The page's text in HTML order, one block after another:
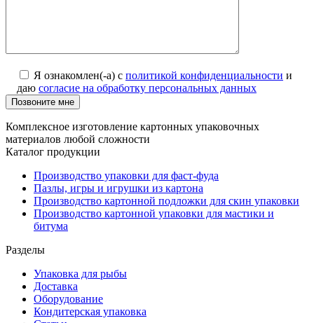
Я ознакомлен(-а) с политикой конфиденциальности и
даю согласие на обработку персональных данных
Позвоните мне
Комплексное изготовление картонных упаковочных
материалов любой сложности
Каталог продукции
Производство упаковки для фаст-фуда
Пазлы, игры и игрушки из картона
Производство картонной подложки для скин упаковки
Производство картонной упаковки для мастики и
битума
Разделы
Упаковка для рыбы
Доставка
Оборудование
Кондитерская упаковка